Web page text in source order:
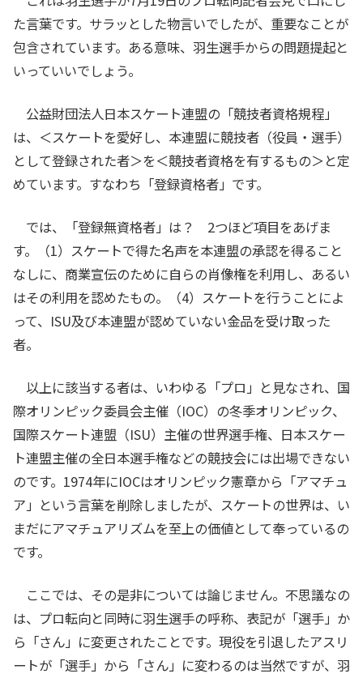
た言葉です。サラッとした物言いでしたが、重要なことが
包含されています。ある意味、羽生選手からの問題提起と
いっていいでしょう。
公益財団法人日本スケート連盟の「競技者資格規程」
は、＜スケートを愛好し、本連盟に競技者（役員・選手）
として登録された者＞を＜競技者資格を有するもの＞と定
めています。すなわち「登録資格者」です。
では、「登録無資格者」は？ 2つほど項目をあげま
す。（1）スケートで得た名声を本連盟の承認を得ること
なしに、商業宣伝のために自らの肖像権を利用し、あるい
はその利用を認めたもの。（4）スケートを行うことによ
って、ISU及び本連盟が認めていない金品を受け取った
者。
以上に該当する者は、いわゆる「プロ」と見なされ、国
際オリンピック委員会主催（IOC）の冬季オリンピック、
国際スケート連盟（ISU）主催の世界選手権、日本スケー
ト連盟主催の全日本選手権などの競技会には出場できない
のです。1974年にIOCはオリンピック憲章から「アマチュ
ア」という言葉を削除しましたが、スケートの世界は、い
まだにアマチュアリズムを至上の価値として奉っているの
です。
ここでは、その是非については論じません。不思議なの
は、プロ転向と同時に羽生選手の呼称、表記が「選手」か
ら「さん」に変更されたことです。現役を引退したアスリ
ートが「選手」から「さん」に変わるのは当然ですが、羽